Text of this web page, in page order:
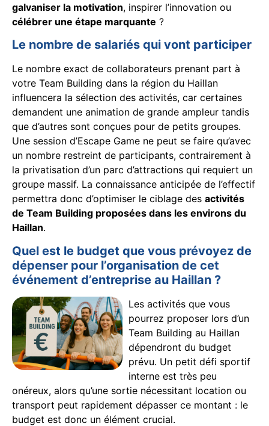
galvaniser la motivation, inspirer l’innovation ou
célébrer une étape marquante ?
Le nombre de salariés qui vont participer
Le nombre exact de collaborateurs prenant part à
votre Team Building dans la région du Haillan
influencera la sélection des activités, car certaines
demandent une animation de grande ampleur tandis
que d’autres sont conçues pour de petits groupes.
Une session d’Escape Game ne peut se faire qu’avec
un nombre restreint de participants, contrairement à
la privatisation d’un parc d’attractions qui requiert un
groupe massif. La connaissance anticipée de l’effectif
permettra donc d’optimiser le ciblage des activités
de Team Building proposées dans les environs du
Haillan.
Quel est le budget que vous prévoyez de
dépenser pour l’organisation de cet
événement d’entreprise au Haillan ?
Les activités que vous
pourrez proposer lors d’un
Team Building au Haillan
dépendront du budget
prévu. Un petit défi sportif
interne est très peu
onéreux, alors qu’une sortie nécessitant location ou
transport peut rapidement dépasser ce montant : le
budget est donc un élément crucial.